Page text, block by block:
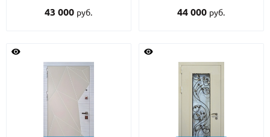
+7 (495) 411-44-41
Каталог Как купить
43 000 руб.
«полосы» на металле
44 000 руб.